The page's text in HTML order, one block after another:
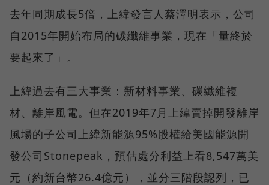
去年同期成長5倍，上緯發言人蔡澤明表示，公司
自2015年開始布局的碳纖維事業，現在「量終於
要起來了」。
上緯過去有三大事業：新材料事業、碳纖維複
材、離岸風電。但在2019年7月上緯賣掉開發離岸
風場的子公司上緯新能源95%股權給美國能源開
發公司Stonepeak，預估處分利益上看8,547萬美
元（約新台幣26.4億元），並分三階段認列，已